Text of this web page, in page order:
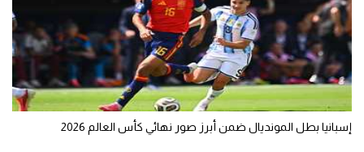
إسبانيا بطل المونديال ضمن أبرز صور نهائي كأس العالم 2026